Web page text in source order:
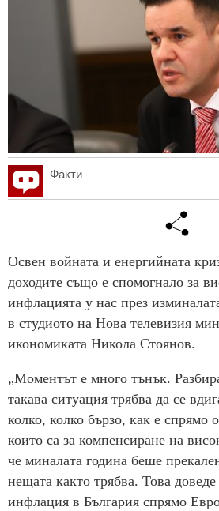
Факти
Освен войната и енергийната
доходите също е спомогнало за
инфлацията у нас през
в студиото на Нова телевизия
икономиката Никола Стоянов.
„Моментът е много тънък.
такава ситуация трябва да се
колко, колко бързо, как е спрямо
които са за компенсиране на
че миналата година беше
нещата както трябва. Това
инфлация в България спрямо